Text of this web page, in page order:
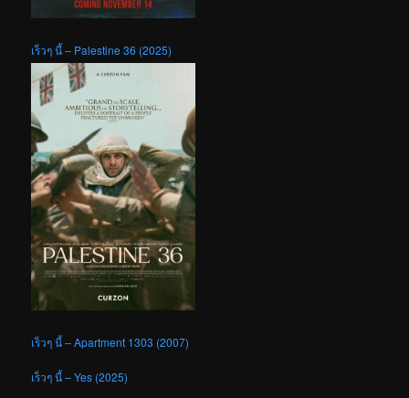
เร็วๆ นี้ – Palestine 36 (2025)
เร็วๆ นี้ – Apartment 1303 (2007)
เร็วๆ นี้ – Yes (2025)